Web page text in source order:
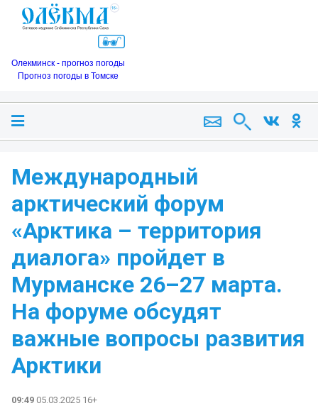
Олекминск - прогноз погоды
Прогноз погоды в Томске
Международный
арктический форум
«Арктика – территория
диалога» пройдет в
Мурманске 26–27 марта.
На форуме обсудят
важные вопросы развития
Арктики
09:49 05.03.2025 16+